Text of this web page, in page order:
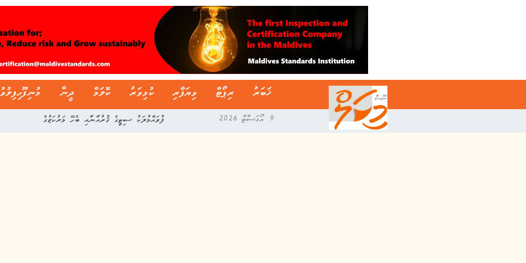
ޚަބަރު ރިޕޯޓް ވިޔަފާރި ކުޅިވަރު ކޮލަމް ދީން
9 އޯގަސްޓް 2026 ފުވައްމުލަކު ސިޓީގެ ޤުރުއާނާއި ބެހޭ މަރުކަޒުގެ